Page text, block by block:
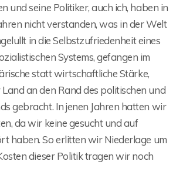
und seine Politiker, auch ich, haben in
nicht verstanden, was in der Welt
in die Selbstzufriedenheit eines
Systems, gefangen im
statt wirtschaftliche Stärke,
an den Rand des politischen und
gebracht. In jenen Jahren hatten wir
da wir keine gesucht und auf
haben. So erlitten wir Niederlage um
dieser Politik tragen wir noch